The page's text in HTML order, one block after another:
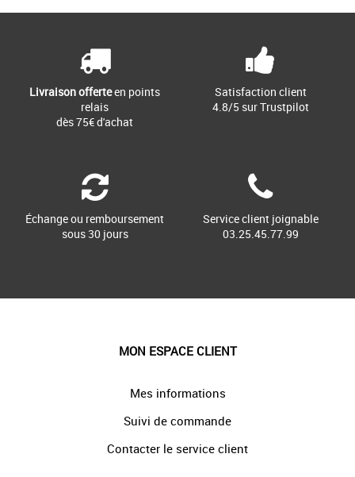
Livraison offerteen points
relais
dès 75€ d'achat
Satisfaction client
4.8/5 sur Trustpilot
Échange ou remboursement
sous 30 jours
Service client joignable
03.25.45.77.99
MON ESPACE CLIENT
Mes informations
Suivi de commande
Contacter le service client